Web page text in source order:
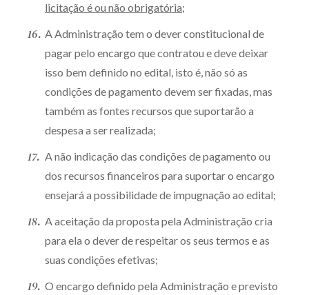
licitação é ou não obrigatória;
A Administração tem o dever constitucional de
pagar pelo encargo que contratou e deve deixar
isso bem definido no edital, isto é, não só as
condições de pagamento devem ser fixadas, mas
também as fontes recursos que suportarão a
despesa a ser realizada;
A não indicação das condições de pagamento ou
dos recursos financeiros para suportar o encargo
ensejará a possibilidade de impugnação ao edital;
A aceitação da proposta pela Administração cria
para ela o dever de respeitar os seus termos e as
suas condições efetivas;
O encargo definido pela Administração e previsto